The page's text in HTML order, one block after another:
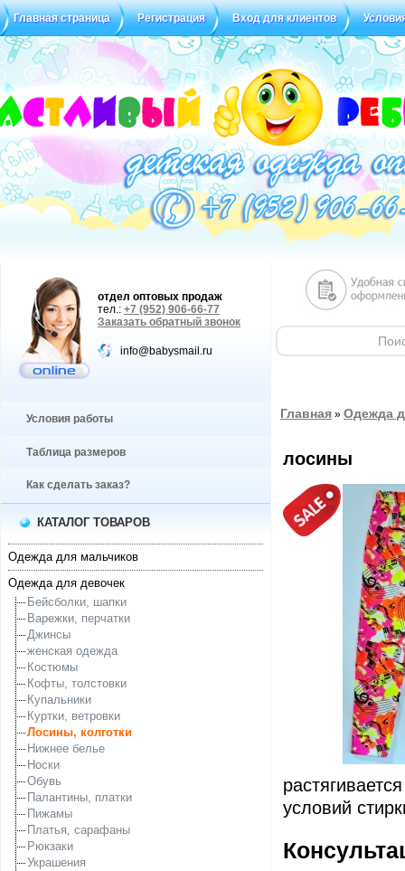
Главная страница Регистрация Вход для клиентов
Статус заказа Отзывы
отдел оптовых продаж
тел.: +7 (952) 906-66-77
Заказать обратный звонок
info@babysmail.ru
Условия работы
Таблица размеров
Как сделать заказ?
КАТАЛОГ ТОВАРОВ
Одежда для мальчиков
Одежда для девочек
Бейсболки, шапки
Варежки, перчатки
Джинсы
женская одежда
Костюмы
Кофты, толстовки
Купальники
Куртки, ветровки
Лосины, колготки
Нижнее белье
Носки
Обувь
Палантины, платки
Пижамы
Платья, сарафаны
Рюкзаки
Украшения
Главная » Одежда
лосины
условий